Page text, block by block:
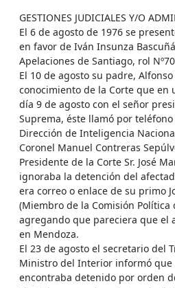
GESTIONES JUDICIALES Y/O
El 6 de agosto de 1976 se
en favor de Iván Insunza
Apelaciones de Santiago, rol
El 10 de agosto su padre,
conocimiento de la Corte que en
día 9 de agosto con el señor
Suprema, éste llamó por
Dirección de Inteligencia
Coronel Manuel Contreras
Presidente de la Corte Sr. José
ignoraba la detención del
era correo o enlace de su primo
(Miembro de la Comisión Política
agregando que pareciera que el
en Mendoza.
El 23 de agosto el secretario del
Ministro del Interior informó que
encontraba detenido por orden